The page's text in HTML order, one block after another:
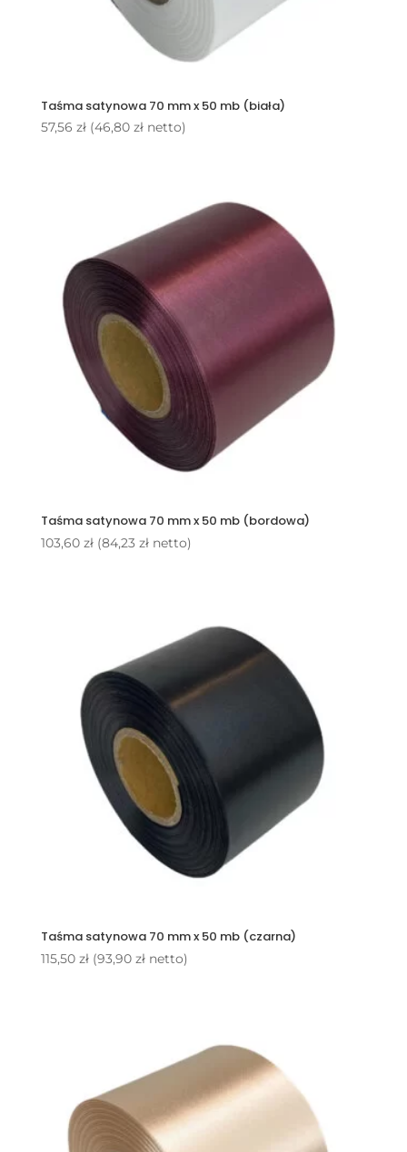
Taśma satynowa 70 mm x 50 mb (biała)
57,56 zł (46,80 złnetto)
Taśma satynowa 70 mm x 50 mb (bordowa)
103,60 zł (84,23 złnetto)
Taśma satynowa 70 mm x 50 mb (czarna)
115,50 zł (93,90 złnetto)